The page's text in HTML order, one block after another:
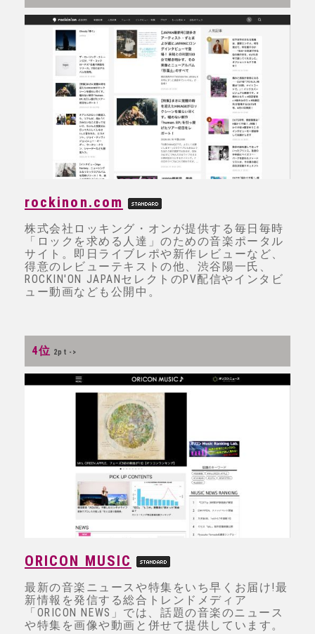
rockinon.com
株式会社ロッキング・オンが提供する毎日毎時
「ロックを求める人達」のための音楽ポータル
サイト。即日ライブレポや新作レビューなど、
得意のレビューテキストの他、渋谷陽一氏、
ROCKIN'ON JAPANセレクトのPV配信やインタビ
ュー動画なども公開中。
4位 2pt ->
ORICON MUSIC
最新の音楽ニュースや特集をいち早くお届け!最
新情報を発信する総合トレンドメディア
「ORICON NEWS」では、話題の音楽のニュース
や特集を画像や動画と併せて提供しています。